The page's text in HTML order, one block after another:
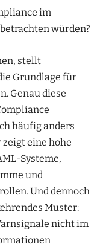
im
würden?
stellt
Grundlage für
Genau diese
häufig anders
zeigt eine hohe
Systeme,
und
Und dennoch
Muster:
nicht im